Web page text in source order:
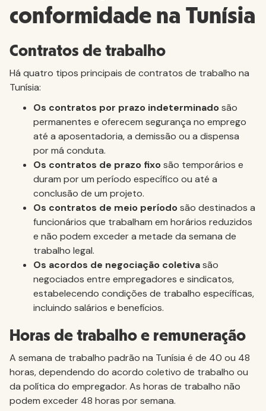
conformidade na Tunísia
Contratos de trabalho
Há quatro tipos principais de contratos de trabalho na
Tunísia:
Os contratos por prazo indeterminadosão
permanentes e oferecem segurança no emprego
até a aposentadoria, a demissão ou a dispensa
por má conduta.
Os contratos de prazo fixosão temporários e
duram por um período específico ou até a
conclusão de um projeto.
Os contratos de meio períodosão destinados a
funcionários que trabalham em horários reduzidos
e não podem exceder a metade da semana de
trabalho legal.
Os acordos de negociação coletivasão
negociados entre empregadores e sindicatos,
estabelecendo condições de trabalho específicas,
incluindo salários e benefícios.
Horas de trabalho e remuneração
A semana de trabalho padrão na Tunísia é de 40 ou 48
horas, dependendo do acordo coletivo de trabalho ou
da política do empregador. As horas de trabalho não
podem exceder 48 horas por semana.